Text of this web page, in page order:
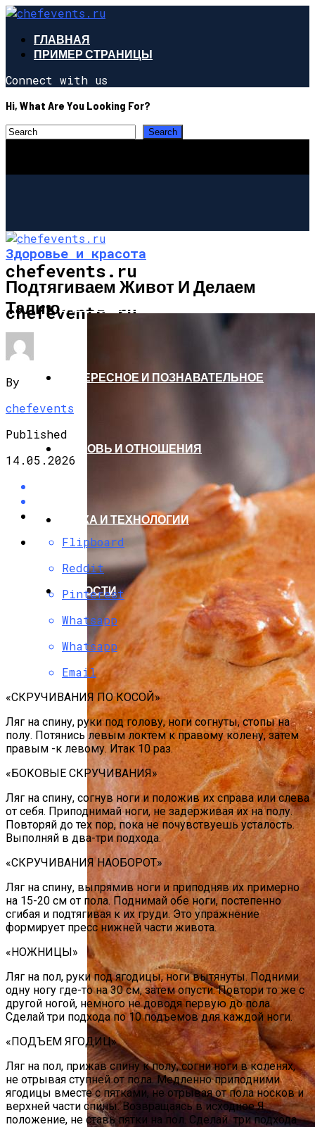
ГЛАВНАЯ
ПРИМЕР СТРАНИЦЫ
Connect with us
Hi, What Are You Looking For?
chefevents.ru
chefevents.ru
ЗДОРОВЬЕ И КРАСОТА
ИНТЕРЕСНОЕ И ПОЗНАВАТЕЛЬНОЕ
ЛЮБОВЬ И ОТНОШЕНИЯ
НАУКА И ТЕХНОЛОГИИ
НОВОСТИ
Здоровье и красота
Подтягиваем Живот И Делаем
Талию
By
chefevents
Published
14.05.2026
Flipboard
Reddit
Pinterest
Whatsapp
Whatsapp
Email
«СКРУЧИВАНИЯ ПО КОСОЙ»
Ляг на спину, руки под голову, ноги согнуты, стопы на
полу. Потянись левым локтем к правому колену, затем
правым -к левому. Итак 10 раз.
«БОКОВЫЕ СКРУЧИВАНИЯ»
Ляг на спину, согнув ноги и положив их справа или слева
от себя. Приподнимай ноги, не задерживая их на полу.
Повторяй до тех пор, пока не почувствуешь усталость.
Выполняй в два-три подхода.
«СКРУЧИВАНИЯ НАОБОРОТ»
Ляг на спину, выпрямив ноги и приподняв их примерно
на 15-20 см от пола. Поднимай обе ноги, постепенно
сгибая и подтягивая к их груди. Это упражнение
формирует пресс нижней части живота.
«НОЖНИЦЫ»
Ляг на пол, руки под ягодицы, ноги вытянуты. Подними
одну ногу где-то на 30 см, затем опусти. Повтори то же с
другой ногой, немного не доводя первую до пола.
Сделай три подхода по 10 подъемов для каждой ноги.
«ПОДЪЕМ ЯГОДИЦ»
Ляг на пол, прижав спину к полу, согни ноги в коленях,
не отрывая ступней от пола. Медленно приподними
ягодицы вместе с пятками, не отрывая от пола носков и
верхней части спины. Возвращаясь в исходное Я
положение, не ставь пятки на пол. Сделай три подхода